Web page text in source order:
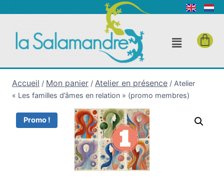
Accueil / Mon panier / Atelier en présence / Atelier
« Les familles d’âmes en relation » (promo membres)
Promo !